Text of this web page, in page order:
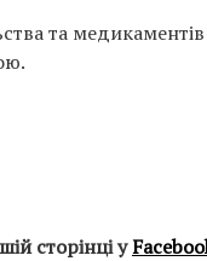
та
сторінці у